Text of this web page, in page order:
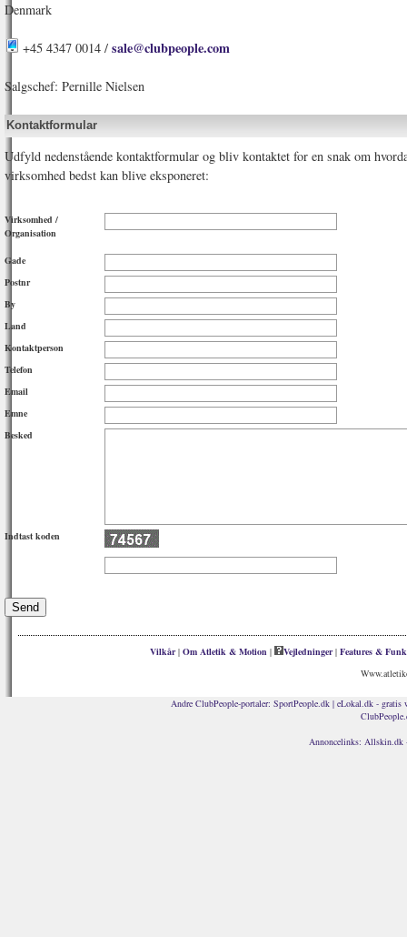
Denmark
+45 4347 0014 / sale@clubpeople.com
Salgschef: Pernille Nielsen
Kontaktformular
Udfyld nedenstående kontaktformular og bliv kontaktet for en snak om
virksomhed bedst kan blive eksponeret:
Virksomhed /
Organisation
Gade
Postnr
By
Land
Kontaktperson
Telefon
Email
Emne
Besked
Indtast koden
Vilkår| Om Atletik & Motion | Vejledninger| Features &
Andre ClubPeople-portaler: SportPeople.dk| eLokal.dk - gratis
Annoncelinks: Allskin.dk